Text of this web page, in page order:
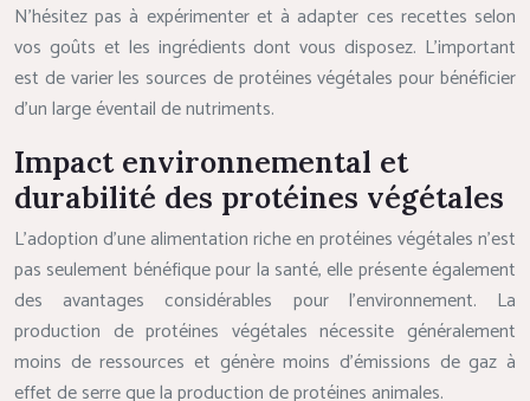
N’hésitez pas à expérimenter et à adapter ces recettes selon
vos goûts et les ingrédients dont vous disposez. L’important
est de varier les sources de protéines végétales pour bénéficier
d’un large éventail de nutriments.
Impact environnemental et
durabilité des protéines végétales
L’adoption d’une alimentation riche en protéines végétales n’est
pas seulement bénéfique pour la santé, elle présente également
des avantages considérables pour l’environnement. La
production de protéines végétales nécessite généralement
moins de ressources et génère moins d’émissions de gaz à
effet de serre que la production de protéines animales.